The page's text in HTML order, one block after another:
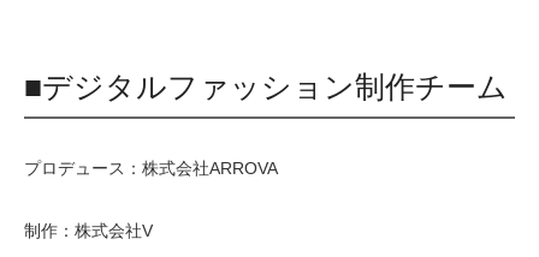
■デジタルファッション制作チーム
プロデュース：株式会社ARROVA
制作：株式会社V